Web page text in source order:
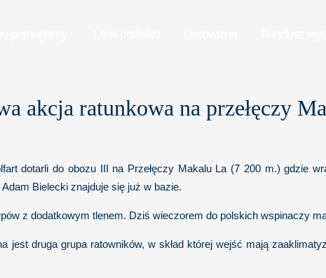
akcja ratunkowa na przełęczy
dotarli do obozu III na Przełęczy Makalu La (7 200 m.) gdzie
Bielecki znajduje się już w bazie.
z dodatkowym tlenem. Dziś wieczorem do polskich wspinaczy
jest druga grupa ratowników, w skład której wejść mają